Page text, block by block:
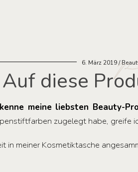
6. März 2019
diese
meine liebsten Beauty-
zugelegt habe, greife
in meiner Kosmetiktasche